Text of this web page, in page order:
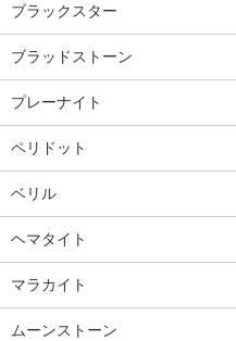
ブラックスター
ブラッドストーン
プレーナイト
ペリドット
ベリル
ヘマタイト
マラカイト
ムーンストーン